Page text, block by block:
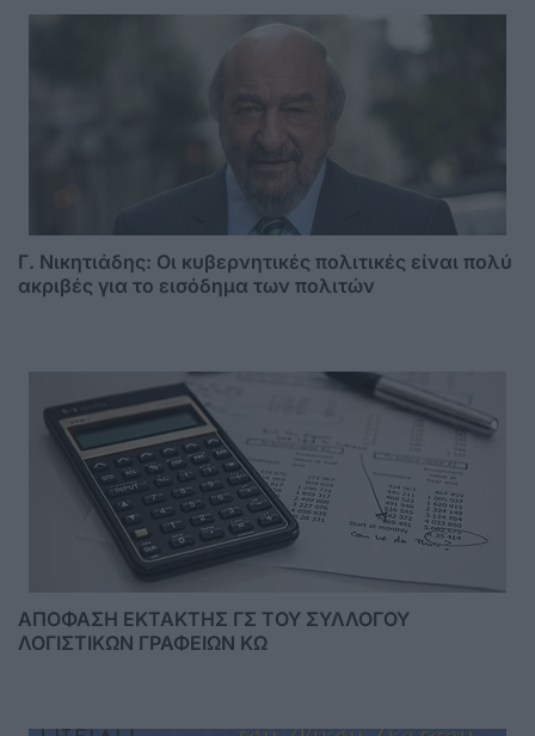
Γ. Νικητιάδης: Οι κυβερνητικές πολιτικές είναι πολύ
ακριβές για το εισόδημα των πολιτών
ΑΠΟΦΑΣΗ ΕΚΤΑΚΤΗΣ ΓΣ ΤΟΥ ΣΥΛΛΟΓΟΥ
ΛΟΓΙΣΤΙΚΩΝ ΓΡΑΦΕΙΩΝ ΚΩ